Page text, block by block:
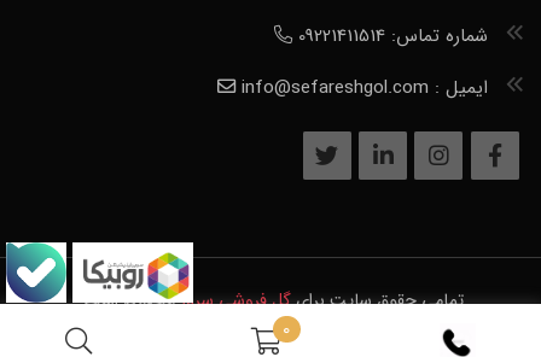
0
شماره تماس: 09221411514
ایمیل : info@sefareshgol.com
تمامی حقوق سایت برایگل فروشی سرورمحفوظ است.